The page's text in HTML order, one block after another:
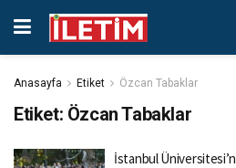
Anasayfa Etiket Özcan Tabaklar
Etiket: Özcan Tabaklar
İstanbul